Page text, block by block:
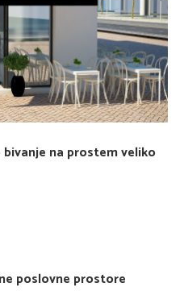
na prostem veliko
poslovne prostore